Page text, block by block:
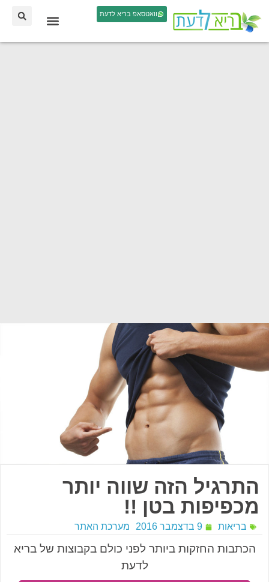
וואטסאפ בריא לדעת
התרגיל הזה שווה יותר
מכפיפות בטן !!
בריאות 9 בדצמבר 2016 מערכת האתר
הכתבות החזקות ביותר לפני כולם בקבוצות של בריא
לדעת